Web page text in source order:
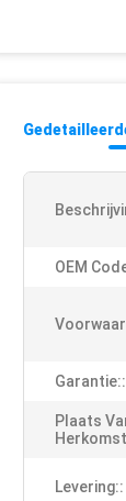
OEM
Garantie::
Plaats
Levering::